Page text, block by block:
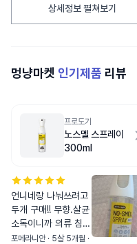
상세정보 펼쳐보기
멍냥마켓 인기제품 리뷰
프로도기
노스멜 스프레이
300ml
언니네랑 나눠쓰려고
두개 구매!! 무향.살균
소독이니까 의류 침구
류 장난감 빗 등등에
포메라니안 · 5살 5개월 ·